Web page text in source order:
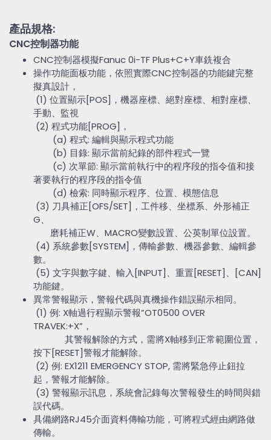
產品規格:
CNC控制器功能
CNC控制器模擬Fanuc 0i-TF Plus+C+Y車銑複合
操作功能面板功能，依照實際CNC控制器的功能鍵完整
擬真設計，
(1) 位置顯示[POS]，機器座標、絕對座標、相對座標、
手動、監視
(2) 程式功能[PROG]，
(a) 程式: 編輯與顯示程式功能
(b) 目錄: 顯示當前紀錄的部件程式一覽
(c) 次單節: 顯示當前執行中的程序段的指令值和接
著要執行的程序段的指令值
(d) 檢索: 同時顯示程序、位置、模態信息
(3) 刀具補正[OFS/SET]，工件移、坐標系、外形補正
G、
磨耗補正W、MACRO變數設置、公英制單位設置。
(4) 系統參數[SYSTEM]，傳輸參數、機器參數、編輯參
數。
(5) 文字與數字鍵、輸入[INPUT]、重置[RESET]、[CAN]
功能鍵。
異常警報顯示，警報代碼與真機操作錯誤顯示相同。
(1) 例: X軸過行程顯示警報”OT0500 OVER
TRAVEK:+X”，
其警報解除的方式，需將X軸移到正常範圍位置，
按下[RESET]警報才能解除。
(2) 例: EX1211 EMERGENCY STOP, 需將緊急停止鈕拉
起，警報才能解除。
(3) 警報顯示訊息，系統會記錄每次警報發生的時間與錯
誤代碼。
具備網路RJ45介面資料傳輸功能，可將程式經由網路做
傳輸。